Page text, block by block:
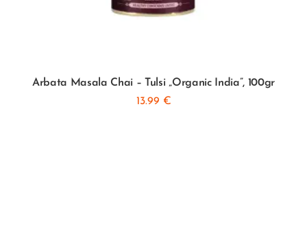
Arbata Masala Chai – Tulsi „Organic India”, 100gr
13.99 €